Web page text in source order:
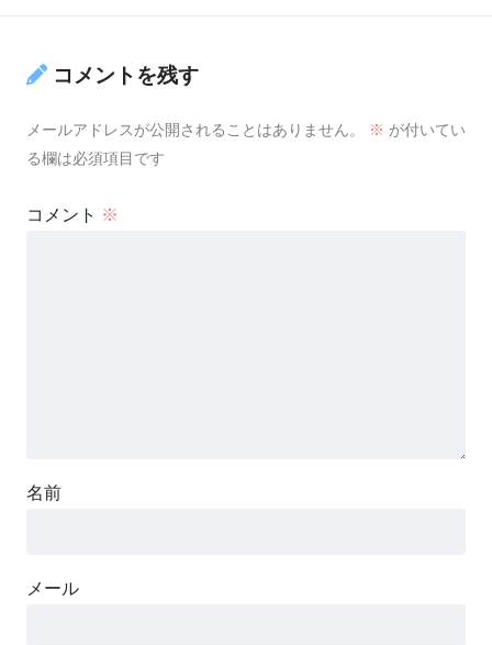
コメントを残す
メールアドレスが公開されることはありません。 ※ が付いてい
る欄は必須項目です
コメント ※
名前
メール